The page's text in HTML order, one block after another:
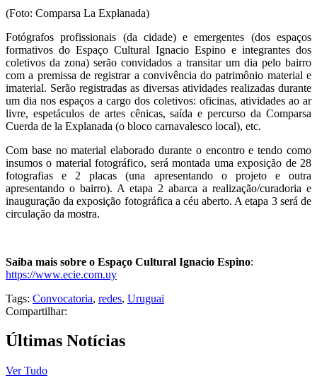
(Foto: Comparsa La Explanada)
Fotógrafos profissionais (da cidade) e emergentes (dos espaços
formativos do Espaço Cultural Ignacio Espino e integrantes dos
coletivos da zona) serão convidados a transitar um dia pelo bairro
com a premissa de registrar a convivência do patrimônio material e
imaterial. Serão registradas as diversas atividades realizadas durante
um dia nos espaços a cargo dos coletivos: oficinas, atividades ao ar
livre, espetáculos de artes cênicas, saída e percurso da Comparsa
Cuerda de la Explanada (o bloco carnavalesco local), etc.
Com base no material elaborado durante o encontro e tendo como
insumos o material fotográfico, será montada uma exposição de 28
fotografias e 2 placas (una apresentando o projeto e outra
apresentando o bairro). A etapa 2 abarca a realização/curadoria e
inauguração da exposição fotográfica a céu aberto. A etapa 3 será de
circulação da mostra.
Saiba mais sobre o Espaço Cultural Ignacio Espino:
https://www.ecie.com.uy
Tags: Convocatoria, redes, Uruguai
Compartilhar:
Últimas Notícias
Ver Tudo